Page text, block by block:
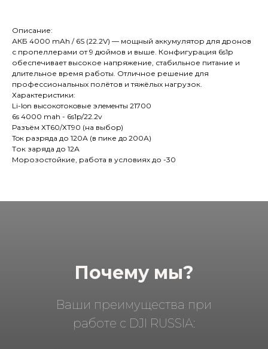
Описание:
АКБ 4000 mAh / 6S (22.2V) — мощный аккумулятор для дронов
с пропеллерами от 9 дюймов и выше. Конфигурация 6s1p
обеспечивает высокое напряжение, стабильное питание и
длительное время работы. Отличное решение для
профессиональных полётов и тяжёлых нагрузок.
Характеристики:
Li-Ion выcокoтокoвые элeмeнты 21700
6s 4000 mah - 6s1p/22.2v
Разъём ХT60/ХT90 (на выбоp)
Toк рaзpяда до 120А (в пике дo 200А)
Tок заряда до 12А
Морозостойкие, работа в условиях до -30
Почему мы?
Ваши преимущества при
работе с DJI RUSSIA: